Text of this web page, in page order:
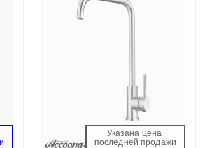
Указана цена
последней продажи